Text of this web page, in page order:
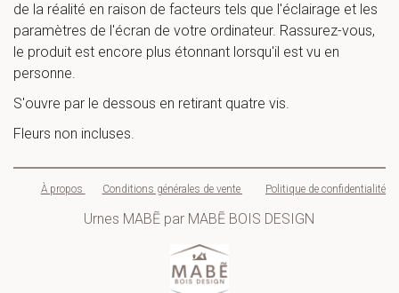
de la réalité en raison de facteurs tels que l'éclairage et les
paramètres de l'écran de votre ordinateur. Rassurez-vous,
le produit est encore plus étonnant lorsqu'il est vu en
personne.
S'ouvre par le dessous en retirant quatre vis.
Fleurs non incluses.
À propos Conditions générales de vente Politique de confidentialité
Urnes MABẼ par MABẼ BOIS DESIGN